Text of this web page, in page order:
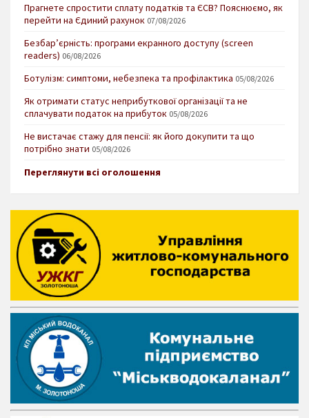
Прагнете спростити сплату податків та ЄСВ? Пояснюємо, як
перейти на Єдиний рахунок 07/08/2026
Безбар’єрність: програми екранного доступу (screen
readers) 06/08/2026
Ботулізм: симптоми, небезпека та профілактика 05/08/2026
Як отримати статус неприбуткової організації та не
сплачувати податок на прибуток 05/08/2026
Не вистачає стажу для пенсії: як його докупити та що
потрібно знати 05/08/2026
Переглянути всі оголошення